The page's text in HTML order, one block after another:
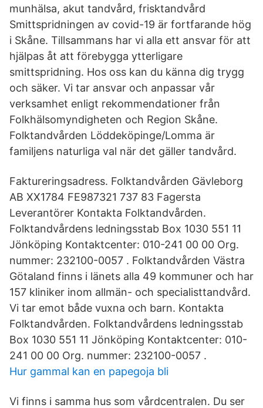
munhälsa, akut tandvård, frisktandvård
Smittspridningen av covid-19 är fortfarande hög
i Skåne. Tillsammans har vi alla ett ansvar för att
hjälpas åt att förebygga ytterligare
smittspridning. Hos oss kan du känna dig trygg
och säker. Vi tar ansvar och anpassar vår
verksamhet enligt rekommendationer från
Folkhälsomyndigheten och Region Skåne.
Folktandvården Löddeköpinge/Lomma är
familjens naturliga val när det gäller tandvård.
Faktureringsadress. Folktandvården Gävleborg
AB XX1784 FE987321 737 83 Fagersta
Leverantörer Kontakta Folktandvården.
Folktandvårdens ledningsstab Box 1030 551 11
Jönköping Kontaktcenter: 010-241 00 00 Org.
nummer: 232100-0057 . Folktandvården Västra
Götaland finns i länets alla 49 kommuner och har
157 kliniker inom allmän- och specialisttandvård.
Vi tar emot både vuxna och barn. Kontakta
Folktandvården. Folktandvårdens ledningsstab
Box 1030 551 11 Jönköping Kontaktcenter: 010-
241 00 00 Org. nummer: 232100-0057 .
Hur gammal kan en papegoja bli
Vi finns i samma hus som vårdcentralen. Du ser